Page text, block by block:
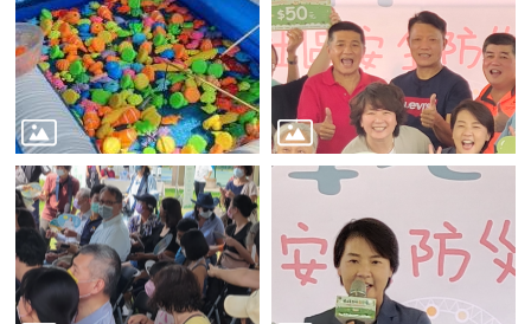
線
上
服
務
公
司
商
業